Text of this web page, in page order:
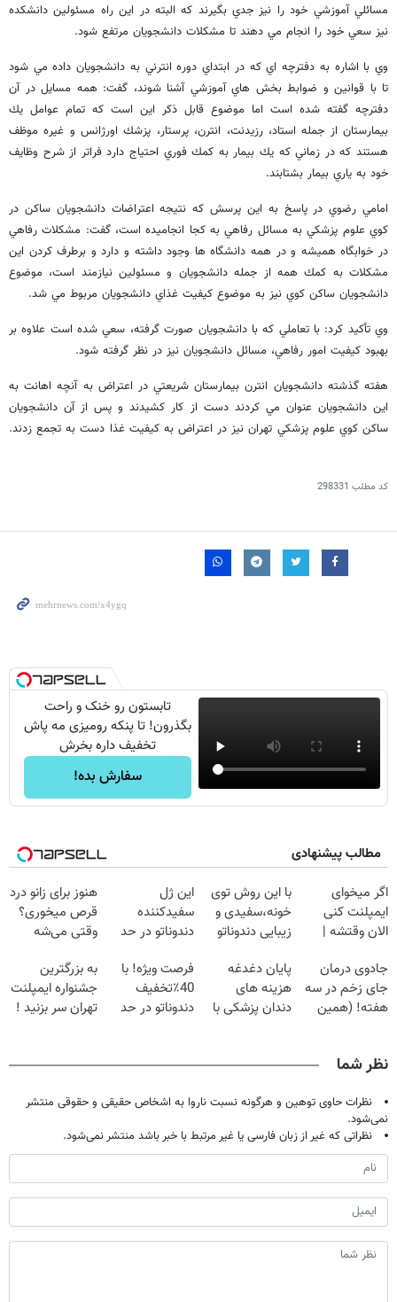
مسائلي آموزشي خود را نيز جدي بگيرند كه البته در اين راه مسئولين دانشكده
نيز سعي خود را انجام مي دهند تا مشكلات دانشجويان مرتفع شود.
وي با اشاره به دفترچه اي كه در ابتداي دوره انترني به دانشجويان داده مي شود
تا با قوانين و ضوابط بخش هاي آموزشي آشنا شوند، گفت: همه مسايل در آن
دفترچه گفته شده است اما موضوع قابل ذكر اين است كه تمام عوامل يك
بيمارستان از جمله استاد، رزيدنت، انترن، پرستار، پزشك اورژانس و غيره موظف
هستند كه در زماني كه يك بيمار به كمك فوري احتياج دارد فراتر از شرح وظايف
خود به ياري بيمار بشتابند.
امامي رضوي در پاسخ به اين پرسش كه نتيجه اعتراضات دانشجويان ساكن در
كوي علوم پزشكي به مسائل رفاهي به كجا انجاميده است، گفت: مشكلات رفاهي
در خوابگاه هميشه و در همه دانشگاه ها وجود داشته و دارد و برطرف كردن اين
مشكلات به كمك همه از جمله دانشجويان و مسئولين نيازمند است، موضوع
دانشجويان ساكن كوي نيز به موضوع كيفيت غذاي دانشجويان مربوط مي شد.
وي تأكيد كرد: با تعاملي كه با دانشجويان صورت گرفته، سعي شده است علاوه بر
بهبود كيفيت امور رفاهي، مسائل دانشجويان نيز در نظر گرفته شود.
هفته گذشته دانشجويان انترن بيمارستان شريعتي در اعتراض به آنچه اهانت به
اين دانشجويان عنوان مي كردند دست از كار كشيدند و پس از آن دانشجويان
ساكن كوي علوم پزشكي تهران نيز در اعتراض به كيفيت غذا دست به تجمع زدند.
کد مطلب 298331
تابستون رو خنک و راحت
بگذرون! تا پنکه رومیزی مه پاش
تخفیف داره بخرش
سفارش بده!
مطالب پیشنهادی
اگر میخوای
ایمپلنت کنی
الان وقتشه |
میلیون تومان!!!
با این روش توی
خونه،سفیدی و
زیبایی دندوناتو
(40%off)
این ژل
سفیدکننده
دندوناتو در حد
میکنه
(40%تخفیف)
هنوز برای زانو درد
قرص میخوری؟
وقتی می‌شه
درمانش کرد؟؟؟؟
جادوی درمان
جای زخم در سه
هفته! (همین
پایان دغدغه
هزینه های
دندان پزشکی با
فرصت ویژه! با
40٪تخفیف
دندوناتو در حد
به بزرگترین
جشنواره ایمپلنت
تهران سر بزنید !
نظر شما
نظرات حاوی توهین و هرگونه نسبت ناروا به اشخاص حقیقی و حقوقی منتشر
نمی‌شود.
نظراتی که غیر از زبان فارسی یا غیر مرتبط با خبر باشد منتشر نمی‌شود.